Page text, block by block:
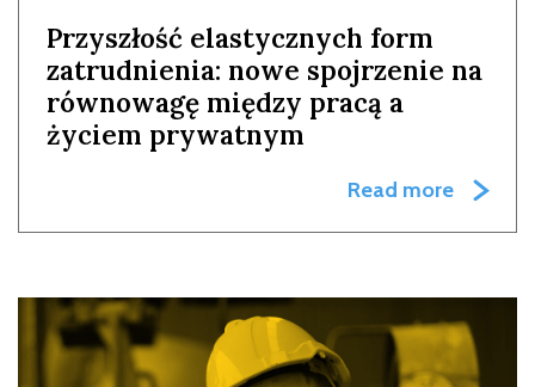
Przyszłość elastycznych form
zatrudnienia: nowe spojrzenie na
równowagę między pracą a
życiem prywatnym
Read more